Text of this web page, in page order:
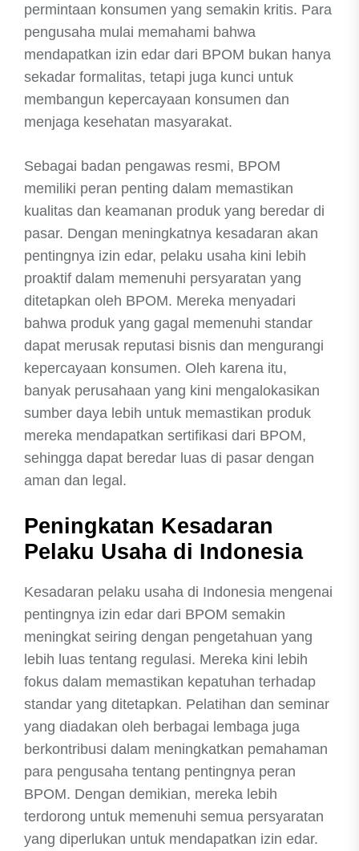
permintaan konsumen yang semakin kritis. Para
pengusaha mulai memahami bahwa
mendapatkan izin edar dari BPOM bukan hanya
sekadar formalitas, tetapi juga kunci untuk
membangun kepercayaan konsumen dan
menjaga kesehatan masyarakat.
Sebagai badan pengawas resmi, BPOM
memiliki peran penting dalam memastikan
kualitas dan keamanan produk yang beredar di
pasar. Dengan meningkatnya kesadaran akan
pentingnya izin edar, pelaku usaha kini lebih
proaktif dalam memenuhi persyaratan yang
ditetapkan oleh BPOM. Mereka menyadari
bahwa produk yang gagal memenuhi standar
dapat merusak reputasi bisnis dan mengurangi
kepercayaan konsumen. Oleh karena itu,
banyak perusahaan yang kini mengalokasikan
sumber daya lebih untuk memastikan produk
mereka mendapatkan sertifikasi dari BPOM,
sehingga dapat beredar luas di pasar dengan
aman dan legal.
Peningkatan Kesadaran
Pelaku Usaha di Indonesia
Kesadaran pelaku usaha di Indonesia mengenai
pentingnya izin edar dari BPOM semakin
meningkat seiring dengan pengetahuan yang
lebih luas tentang regulasi. Mereka kini lebih
fokus dalam memastikan kepatuhan terhadap
standar yang ditetapkan. Pelatihan dan seminar
yang diadakan oleh berbagai lembaga juga
berkontribusi dalam meningkatkan pemahaman
para pengusaha tentang pentingnya peran
BPOM. Dengan demikian, mereka lebih
terdorong untuk memenuhi semua persyaratan
yang diperlukan untuk mendapatkan izin edar.